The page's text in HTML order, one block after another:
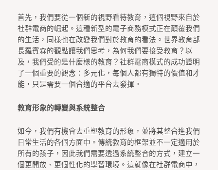
首先，我們要從一個新的視野看待教育，這個視野來自於
社群電商的崛起。這種新型的電子商務模式正在顛覆我們
的生活，同樣也在改變我們對於教育的看法。世界教育部
長羅賓森的觀點讓我們思考，為何我們要接受教育？以
及，我們受的是什麼樣的教育？社群電商模式的成功證明
了一個重要的觀念：多元化，每個人都有獨特的價值和才
能，只是需要一個合適的平台去發揮。
教育形象的轉變與系統整合
如今，我們有機會去重塑教育的形象，並將其整合進我們
日常生活的各個方面中。傳統教育的框架並不一定適用於
所有的孩子，因此我們需要透過系統整合的方式，建立一
個更開放、更個性化的學習環境。這就像在社群電商中，